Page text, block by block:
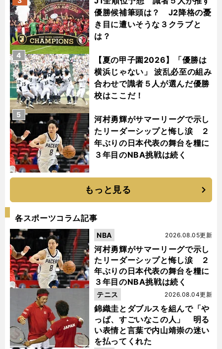
優勝候補筆頭は？ J2降格の憂
き目に遭いそうな３クラブと
は？
【夏の甲子園2026】「優勝は
横浜じゃない」 波乱必至の組み
合わせで識者５人が選んだ優勝
校はここだ！
4
河村勇輝がサマーリーグで示し
たリーダーシップと悔し涙 ２
年ぶりの日本代表の舞台を糧に
３年目のNBA挑戦は続く
5
もっと見る
各スポーツコラム記事
河村勇輝がサマーリーグで示し
たリーダーシップと悔し涙 ２
年ぶりの日本代表の舞台を糧に
３年目のNBA挑戦は続く
2026.08.05更新
NBA
錦織圭とダブルスを組んで「や
っぱ、すごいなこの人」 明る
い表情と言葉で内山靖崇の迷い
を払ってくれた
2026.08.04更新
テニス